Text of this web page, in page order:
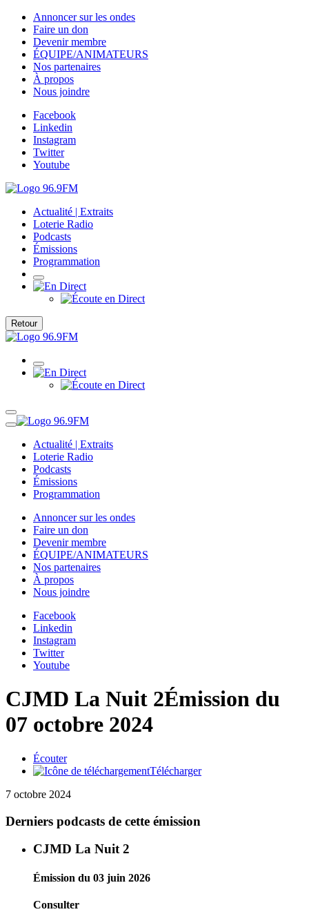
Annoncer sur les ondes
Faire un don
Devenir membre
ÉQUIPE/ANIMATEURS
Nos partenaires
À propos
Nous joindre
Facebook
Linkedin
Instagram
Twitter
Youtube
Actualité | Extraits
Loterie Radio
Podcasts
Émissions
Programmation
Retour
Actualité | Extraits
Loterie Radio
Podcasts
Émissions
Programmation
Annoncer sur les ondes
Faire un don
Devenir membre
ÉQUIPE/ANIMATEURS
Nos partenaires
À propos
Nous joindre
Facebook
Linkedin
Instagram
Twitter
Youtube
CJMD La Nuit 2Émission du
07 octobre 2024
Écouter
Télécharger
7 octobre 2024
Derniers podcasts de cette émission
CJMD La Nuit 2
Émission du 03 juin 2026
Consulter